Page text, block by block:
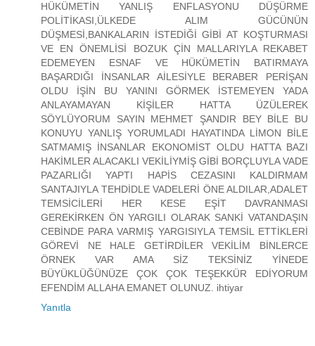
HÜKÜMETİN YANLIŞ ENFLASYONU DÜŞÜRME
POLİTİKASI,ÜLKEDE ALIM GÜCÜNÜN
DÜŞMESİ,BANKALARIN İSTEDİĞİ GİBİ AT KOŞTURMASI
VE EN ÖNEMLİSİ BOZUK ÇİN MALLARIYLA REKABET
EDEMEYEN ESNAF VE HÜKÜMETİN BATIRMAYA
BAŞARDIĞI İNSANLAR AİLESİYLE BERABER PERİŞAN
OLDU İŞİN BU YANINI GÖRMEK İSTEMEYEN YADA
ANLAYAMAYAN KİŞİLER HATTA ÜZÜLEREK
SÖYLÜYORUM SAYIN MEHMET ŞANDIR BEY BİLE BU
KONUYU YANLIŞ YORUMLADI HAYATINDA LİMON BİLE
SATMAMIŞ İNSANLAR EKONOMİST OLDU HATTA BAZI
HAKİMLER ALACAKLI VEKİLİYMİŞ GİBİ BORÇLUYLA VADE
PAZARLIĞI YAPTI HAPİS CEZASINI KALDIRMAM
SANTAJIYLA TEHDİDLE VADELERİ ÖNE ALDILAR,ADALET
TEMSİCİLERİ HER KESE EŞİT DAVRANMASI
GEREKİRKEN ÖN YARGILI OLARAK SANKİ VATANDAŞIN
CEBİNDE PARA VARMIŞ YARGISIYLA TEMSİL ETTİKLERİ
GÖREVİ NE HALE GETİRDİLER VEKİLİM BİNLERCE
ÖRNEK VAR AMA SİZ TEKSİNİZ YİNEDE
BÜYÜKLÜĞÜNÜZE ÇOK ÇOK TEŞEKKÜR EDİYORUM
EFENDİM ALLAHA EMANET OLUNUZ. ihtiyar
Yanıtla